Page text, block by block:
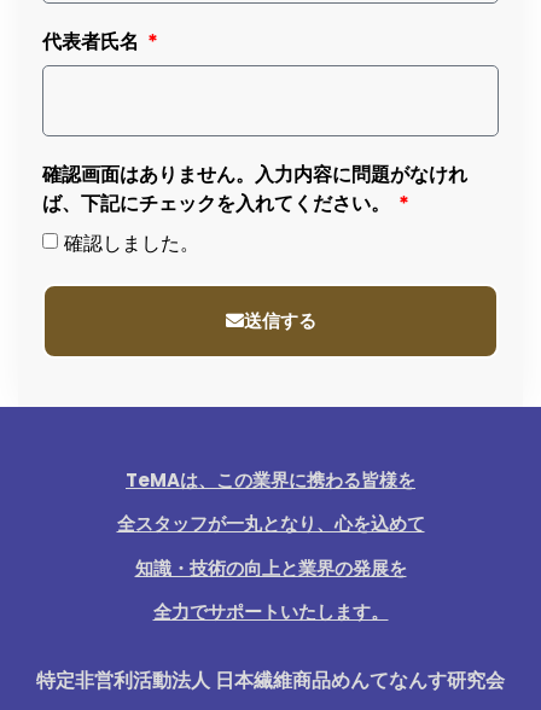
代表者氏名
確認画面はありません。入力内容に問題がなけれ
ば、下記にチェックを入れてください。
確認しました。
送信する
TeMAは、この業界に携わる皆様を
全スタッフが一丸となり、心を込めて
知識・技術の向上と業界の発展を
全力でサポートいたします。
特定非営利活動法人 日本繊維商品めんてなんす研究会